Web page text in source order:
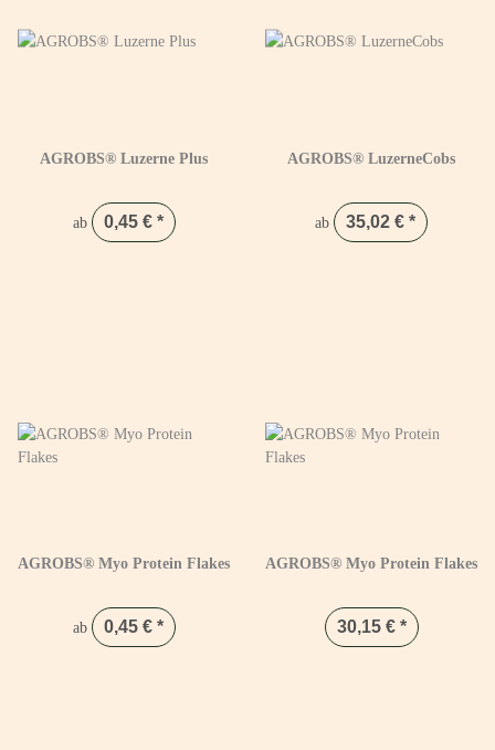
AGROBS® Luzerne Plus
ab 0,45 € *
AGROBS® LuzerneCobs
ab 35,02 € *
AGROBS® Myo Protein Flakes
ab 0,45 € *
AGROBS® Myo Protein Flakes
30,15 € *